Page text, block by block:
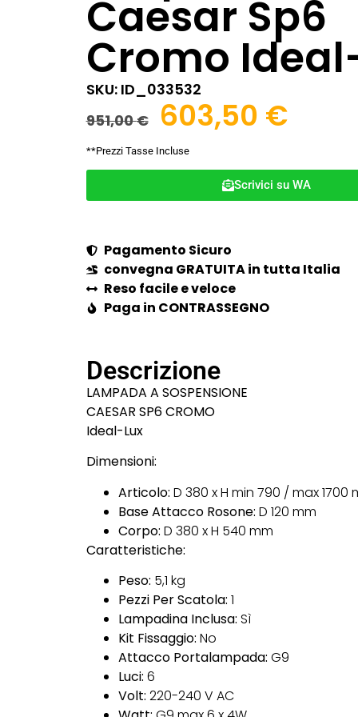
Caesar Sp6
Cromo
SKU: ID_033532
951,00€ 603,50 €
**Prezzi Tasse Incluse
Scrivici su WA
Pagamento Sicuro
convegna GRATUITA in tutta Italia
Reso facile e veloce
Paga in CONTRASSEGNO
Descrizione
LAMPADA A SOSPENSIONE
CAESAR SP6 CROMO
Ideal-Lux
Dimensioni:
Articolo: D 380 x H min 790 / max 1700
Base Attacco Rosone: D 120 mm
Corpo: D 380 x H 540 mm
Caratteristiche:
Peso: 5,1 kg
Pezzi Per Scatola: 1
Lampadina Inclusa: Sì
Kit Fissaggio: No
Attacco Portalampada: G9
Luci: 6
Volt: 220-240 V AC